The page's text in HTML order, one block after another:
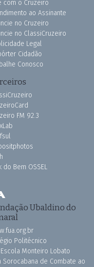
com o Cruzeiro
ao Assinante
no Cruzeiro
no ClassiCruzeiro
Legal
Cidadão
Conosco
FM 92.3
do Bem OSSEL
Ubaldino do
Politécnico
Monteiro Lobato
Sorocabana de Combate ao